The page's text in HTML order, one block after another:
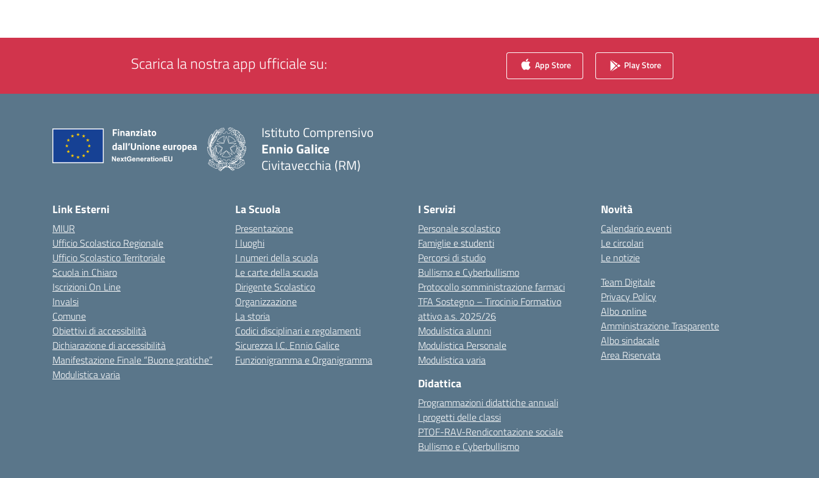
Scarica la nostra app ufficiale su: App Store Play Store
Istituto Comprensivo
Ennio Galice
Civitavecchia (RM)
Link Esterni
MIUR
Ufficio Scolastico Regionale
Ufficio Scolastico Territoriale
Scuola in Chiaro
Iscrizioni On Line
Invalsi
Comune
Obiettivi di accessibilità
Dichiarazione di accessibilità
Manifestazione Finale “Buone pratiche”
Modulistica varia
La Scuola
Presentazione
I luoghi
I numeri della scuola
Le carte della scuola
Dirigente Scolastico
Organizzazione
La storia
Codici disciplinari e regolamenti
Sicurezza I.C. Ennio Galice
Funzionigramma e Organigramma
I Servizi
Personale scolastico
Famiglie e studenti
Percorsi di studio
Bullismo e Cyberbullismo
Protocollo somministrazione farmaci
TFA Sostegno – Tirocinio Formativo
attivo a.s. 2025/26
Modulistica alunni
Modulistica Personale
Modulistica varia
Didattica
Programmazioni didattiche annuali
I progetti delle classi
PTOF-RAV-Rendicontazione sociale
Bullismo e Cyberbullismo
Novità
Calendario eventi
Le circolari
Le notizie
Team Digitale
Privacy Policy
Albo online
Amministrazione Trasparente
Albo sindacale
Area Riservata